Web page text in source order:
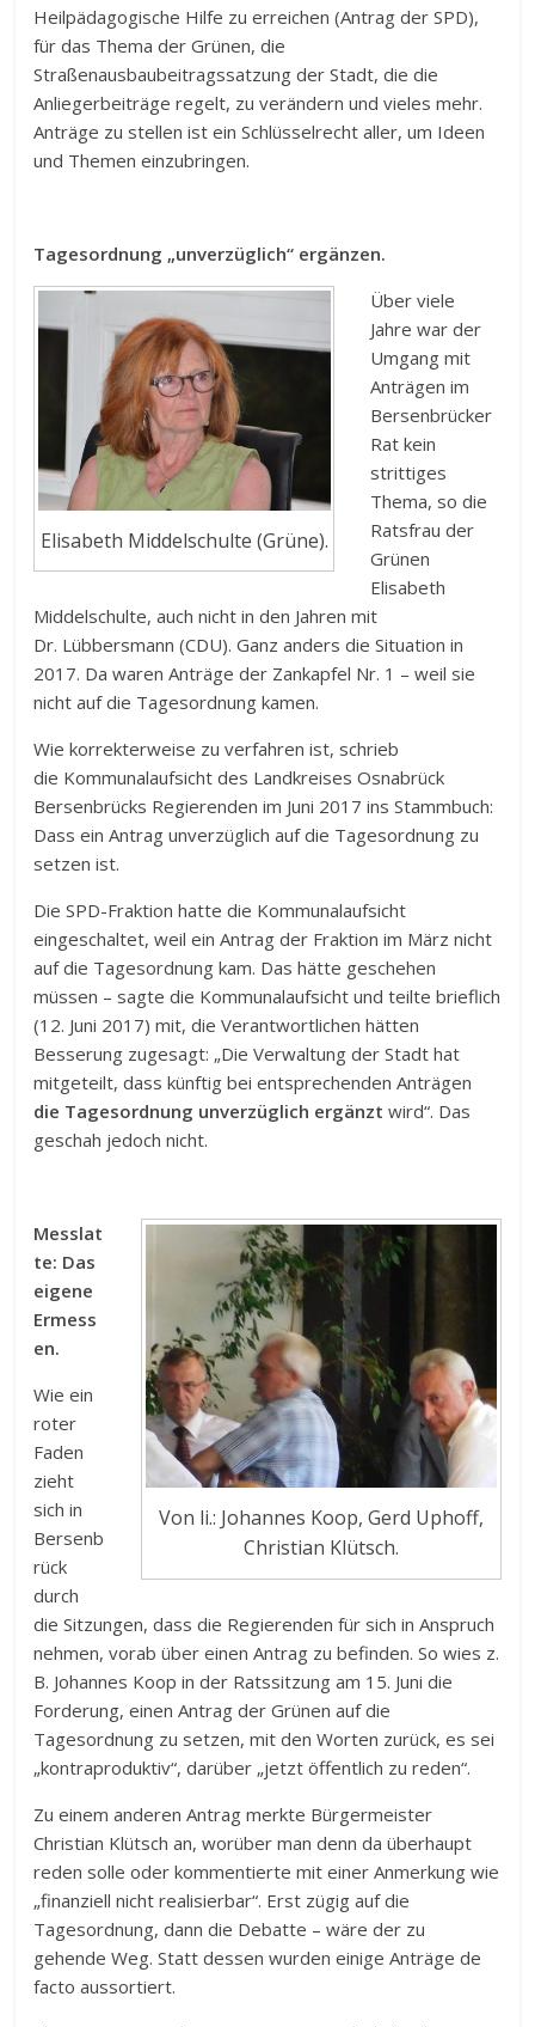
Heilpädagogische Hilfe zu erreichen (Antrag der SPD),
für das Thema der Grünen, die
Straßenausbaubeitragssatzung der Stadt, die die
Anliegerbeiträge regelt, zu verändern und vieles mehr.
Anträge zu stellen ist ein Schlüsselrecht aller, um Ideen
und Themen einzubringen.
Tagesordnung „unverzüglich“ ergänzen.
Elisabeth Middelschulte (Grüne).
Über viele
Jahre war der
Umgang mit
Anträgen im
Bersenbrücker
Rat kein
strittiges
Thema, so die
Ratsfrau der
Grünen
Elisabeth
Middelschulte, auch nicht in den Jahren mit
Dr. Lübbersmann (CDU). Ganz anders die Situation in
2017. Da waren Anträge der Zankapfel Nr. 1 – weil sie
nicht auf die Tagesordnung kamen.
Wie korrekterweise zu verfahren ist, schrieb
die Kommunalaufsicht des Landkreises Osnabrück
Bersenbrücks Regierenden im Juni 2017 ins Stammbuch:
Dass ein Antrag unverzüglich auf die Tagesordnung zu
setzen ist.
Die SPD-Fraktion hatte die Kommunalaufsicht
eingeschaltet, weil ein Antrag der Fraktion im März nicht
auf die Tagesordnung kam. Das hätte geschehen
müssen – sagte die Kommunalaufsicht und teilte brieflich
(12. Juni 2017) mit, die Verantwortlichen hätten
Besserung zugesagt: „Die Verwaltung der Stadt hat
mitgeteilt, dass künftig bei entsprechenden Anträgen
die Tagesordnung unverzüglich ergänzt wird“. Das
geschah jedoch nicht.
Von li.: Johannes Koop, Gerd Uphoff,
Christian Klütsch.
Messlat
te: Das
eigene
Ermess
en.
Wie ein
roter
Faden
zieht
sich in
Bersenb
rück
durch
die Sitzungen, dass die Regierenden für sich in Anspruch
nehmen, vorab über einen Antrag zu befinden. So wies z.
B. Johannes Koop in der Ratssitzung am 15. Juni die
Forderung, einen Antrag der Grünen auf die
Tagesordnung zu setzen, mit den Worten zurück, es sei
„kontraproduktiv“, darüber „jetzt öffentlich zu reden“.
Zu einem anderen Antrag merkte Bürgermeister
Christian Klütsch an, worüber man denn da überhaupt
reden solle oder kommentierte mit einer Anmerkung wie
„finanziell nicht realisierbar“. Erst zügig auf die
Tagesordnung, dann die Debatte – wäre der zu
gehende Weg. Statt dessen wurden einige Anträge de
facto aussortiert.